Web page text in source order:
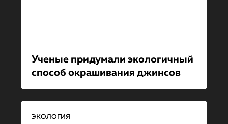
Ученые придумали экологичный
способ окрашивания джинсов
ЭКОЛОГИЯ